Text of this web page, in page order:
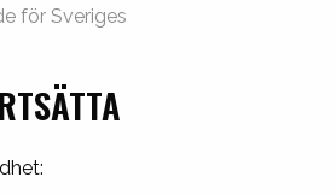
för Sveriges